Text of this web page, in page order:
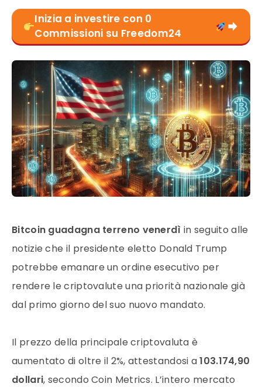
Inizia a investire con 0
Commissioni su Freedom24
Bitcoin guadagna terreno venerdì in seguito alle
notizie che il presidente eletto Donald Trump
potrebbe emanare un ordine esecutivo per
rendere le criptovalute una priorità nazionale già
dal primo giorno del suo nuovo mandato.
Il prezzo della principale criptovaluta è
aumentato di oltre il 2%, attestandosi a103.174,90
dollari, secondo Coin Metrics. L’intero mercato